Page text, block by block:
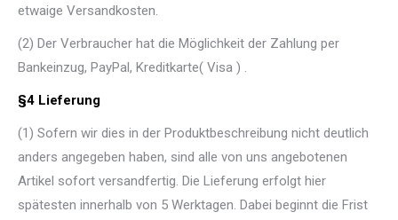
etwaige Versandkosten.
(2) Der Verbraucher hat die Möglichkeit der Zahlung per
Bankeinzug, PayPal, Kreditkarte( Visa ) .
§4 Lieferung
(1) Sofern wir dies in der Produktbeschreibung nicht deutlich
anders angegeben haben, sind alle von uns angebotenen
Artikel sofort versandfertig. Die Lieferung erfolgt hier
spätesten innerhalb von 5 Werktagen. Dabei beginnt die Frist